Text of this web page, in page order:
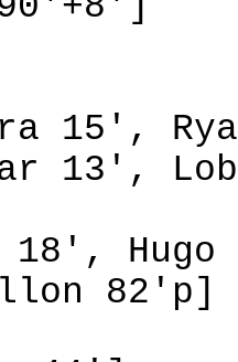
15',
13',
18',
82'p]
0-